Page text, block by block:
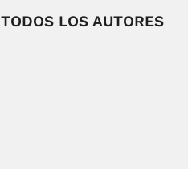
TODOS LOS AUTORES